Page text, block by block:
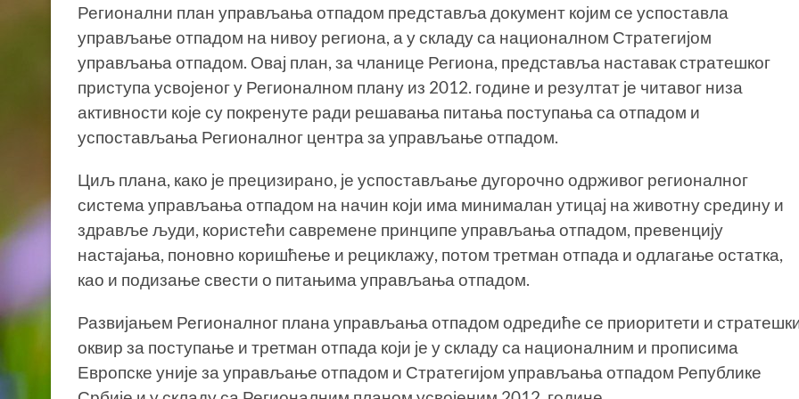
Регионални план управљања отпадом представља документ којим се успоставла
управљање отпадом на нивоу региона, а у складу са националном Стратегијом
управљања отпадом. Овај план, за чланице Региона, представља наставак стратешког
приступа усвојеног у Регионалном плану из 2012. године и резултат је читавог низа
активности које су покренуте ради решавања питања поступања са отпадом и
успостављања Регионалног центра за управљање отпадом.
Циљ плана, како је прецизирано, је успостављање дугорочно одрживог регионалног
система управљања отпадом на начин који има минималан утицај на животну средину и
здравље људи, користећи савремене принципе управљања отпадом, превенцију
настајања, поновно коришћење и рециклажу, потом третман отпада и одлагање остатка,
као и подизање свести о питањима управљања отпадом.
Развијањем Регионалног плана управљања отпадом одредиће се приоритети и
оквир за поступање и третман отпада који је у складу са националним и прописима
Европске уније за управљање отпадом и Стратегијом управљања отпадом Републике